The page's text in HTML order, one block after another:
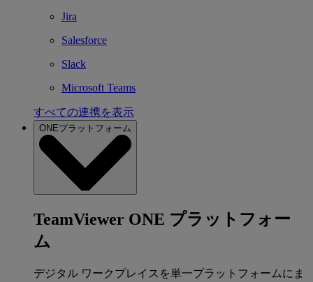
Jira
Salesforce
Slack
Microsoft Teams
すべての連携を表示
ONEプラットフォーム
TeamViewer ONE プラットフォー
ム
デジタル ワークプレイスを単一プラットフォームにま